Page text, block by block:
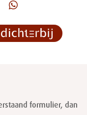
formulier, dan